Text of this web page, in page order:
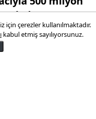
çerezler kullanılmaktadır.
kabul etmiş sayılıyorsunuz.